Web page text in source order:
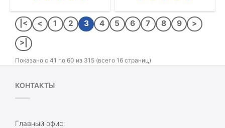
|< < 1 2 3 4 5 6 7 8 9 >
>|
Показано с 41 по 60 из 315 (всего 16 страниц)
КОНТАКТЫ
Главный офис: